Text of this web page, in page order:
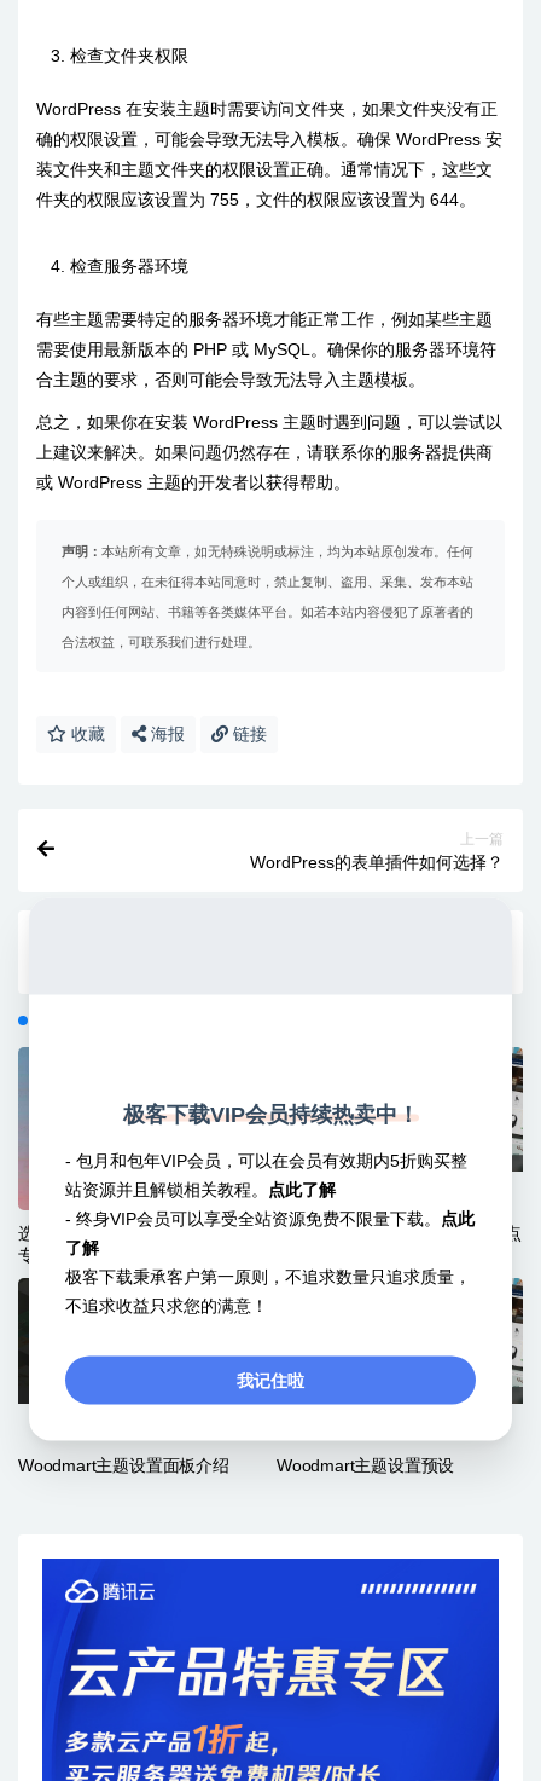
检查文件夹权限
WordPress 在安装主题时需要访问文件夹，如果文件夹没有正
确的权限设置，可能会导致无法导入模板。确保 WordPress 安
装文件夹和主题文件夹的权限设置正确。通常情况下，这些文
件夹的权限应该设置为 755，文件的权限应该设置为 644。
检查服务器环境
有些主题需要特定的服务器环境才能正常工作，例如某些主题
需要使用最新版本的 PHP 或 MySQL。确保你的服务器环境符
合主题的要求，否则可能会导致无法导入主题模板。
总之，如果你在安装 WordPress 主题时遇到问题，可以尝试以
上建议来解决。如果问题仍然存在，请联系你的服务器提供商
或 WordPress 主题的开发者以获得帮助。
声明： 本站所有文章，如无特殊说明或标注，均为本站原创发布。任何
个人或组织，在未征得本站同意时，禁止复制、盗用、采集、发布本站
内容到任何网站、书籍等各类媒体平台。如若本站内容侵犯了原著者的
合法权益，可联系我们进行处理。
收藏 海报 链接
上一篇
WordPress的表单插件如何选择？
选择完美WordPress主题的18个
专业提示
Woodmart主题将菜单添加到站点
Woodmart主题设置面板介绍 Woodmart主题设置预设
极客下载VIP会员持续热卖中！
- 包月和包年VIP会员，可以在会员有效期内5折购买整
站资源并且解锁相关教程。
点此了解
- 终身VIP会员可以享受全站资源免费不限量下载。
点此
了解
极客下载秉承客户第一原则，不追求数量只追求质量，
不追求收益只求您的满意！
我记住啦